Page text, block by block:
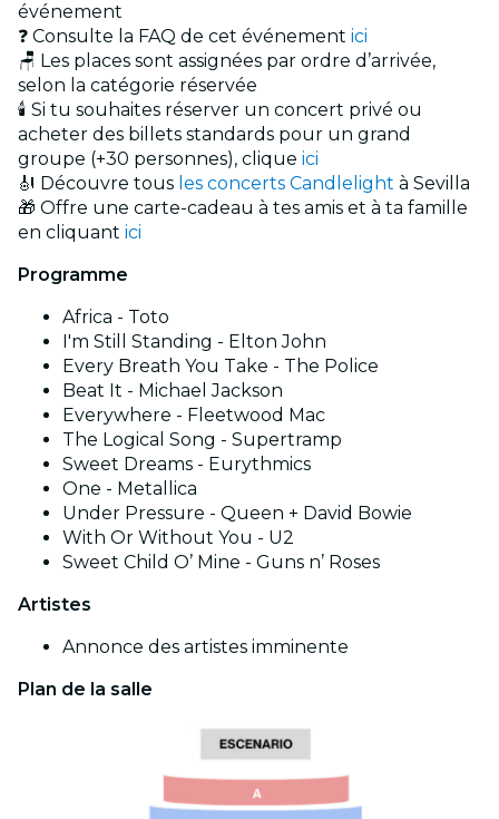
événement
❓ Consulte la FAQ de cet événement ici
🪑 Les places sont assignées par ordre d’arrivée,
selon la catégorie réservée
🕯️ Si tu souhaites réserver un concert privé ou
acheter des billets standards pour un grand
groupe (+30 personnes), clique ici
🎻 Découvre tous les concerts Candlelight à Sevilla
🎁 Offre une carte-cadeau à tes amis et à ta famille
en cliquant ici
Programme
Africa - Toto
I'm Still Standing - Elton John
Every Breath You Take - The Police
Beat It - Michael Jackson
Everywhere - Fleetwood Mac
The Logical Song - Supertramp
Sweet Dreams - Eurythmics
One - Metallica
Under Pressure - Queen + David Bowie
With Or Without You - U2
Sweet Child O’ Mine - Guns n’ Roses
Artistes
Annonce des artistes imminente
Plan de la salle